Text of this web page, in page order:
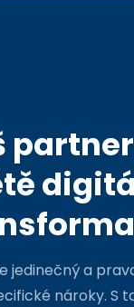
jedinečný a
nároky. S